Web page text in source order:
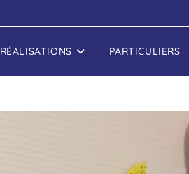
RÉALISATIONS PARTICULIERS